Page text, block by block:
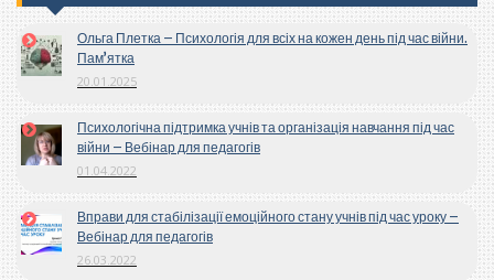
Ольга Плетка – Психологія для всіх на кожен день під час війни.
Пам’ятка
20.01.2025
Психологічна підтримка учнів та організація навчання під час
війни – Вебінар для педагогів
01.04.2022
Вправи для стабілізації емоційного стану учнів під час уроку –
Вебінар для педагогів
26.03.2022